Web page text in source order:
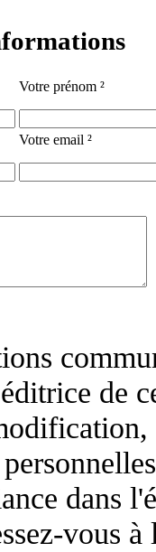
Votre prénom ²
Votre email ²
de
dans
vous à